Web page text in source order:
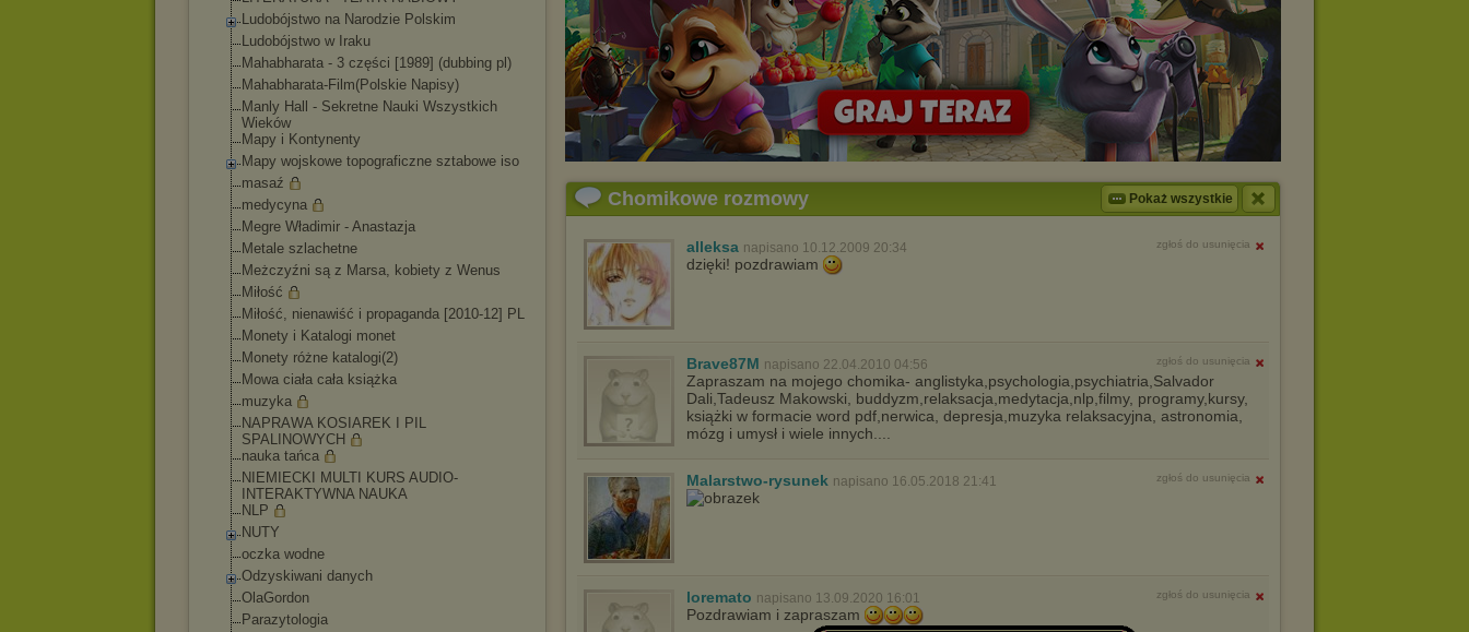
Ludobójstwo na Narodzie Polskim
Ludobójstwo w Iraku
Mahabharata - 3 części [1989] (dubbing pl)
Mahabharata-Film(Polskie Napisy)
Manly Hall - Sekretne Nauki Wszystkich
Wieków
Mapy i Kontynenty
Mapy wojskowe topograficzne sztabowe iso
masaź
medycyna
Megre Władimir - Anastazja
Metale szlachetne
Meżczyźni są z Marsa, kobiety z Wenus
Miłość
Miłość, nienawiść i propaganda [2010-12] PL
Monety i Katalogi monet
Monety różne katalogi(2)
Mowa ciała cała książka
muzyka
NAPRAWA KOSIAREK I PIL
SPALINOWYCH
nauka tańca
NIEMIECKI MULTI KURS AUDIO-
INTERAKTYWNA NAUKA
NLP
NUTY
oczka wodne
Odzyskiwani danych
OlaGordon
Parazytologia
Chomikowe rozmowy Pokaż wszystkie
alleksa napisano 10.12.2009 20:34 zgłoś do usunięcia
dzięki! pozdrawiam
Brave87M napisano 22.04.2010 04:56 zgłoś do usunięcia
Zapraszam na mojego chomika- anglistyka,psychologia,psychiatria,Salvador
Dali,Tadeusz Makowski, buddyzm,relaksacja,medytacja,nlp,filmy, programy,kursy,
książki w formacie word pdf,nerwica, depresja,muzyka relaksacyjna, astronomia,
mózg i umysł i wiele innych....
Malarstwo-rysunek napisano 16.05.2018 21:41 zgłoś do usunięcia
loremato napisano 13.09.2020 16:01 zgłoś do usunięcia
Pozdrawiam i zapraszam